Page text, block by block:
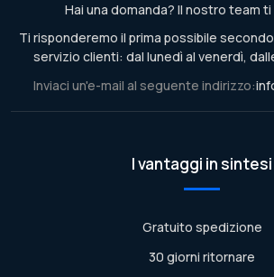
Hai una domanda? Il nostro team
Ti risponderemo il prima possibile
servizio clienti: dal lunedì al venerdì,
Inviaci un'e-mail al seguente indirizzo:
I vantaggi in sintesi
Gratuito spedizione
30 giorni ritornare